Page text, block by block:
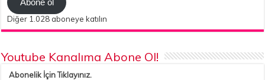
Abone ol
Diğer 1.028 aboneye katılın
Youtube Kanalıma Abone Ol!
Abonelik İçin Tıklayınız.